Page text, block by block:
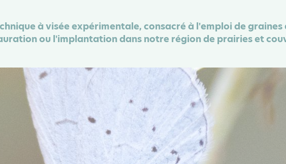
à visée expérimentale, consacré à l'emploi de
ou l'implantation dans notre région de prairies et